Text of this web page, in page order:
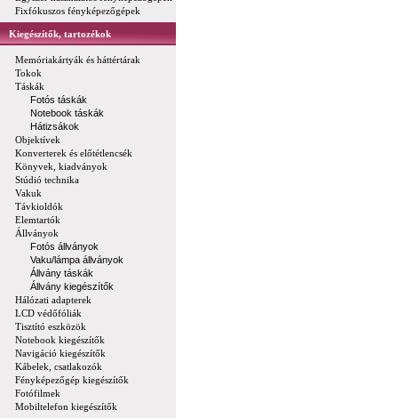
Fixfókuszos fényképezőgépek
Kiegészítők, tartozékok
Memóriakártyák és háttértárak
Tokok
Táskák
Fotós táskák
Notebook táskák
Hátizsákok
Objektívek
Konverterek és előtétlencsék
Könyvek, kiadványok
Stúdió technika
Vakuk
Távkioldók
Elemtartók
Állványok
Fotós állványok
Vaku/lámpa állványok
Állvány táskák
Állvány kiegészítők
Hálózati adapterek
LCD védőfóliák
Tisztító eszközök
Notebook kiegészítők
Navigáció kiegészítők
Kábelek, csatlakozók
Fényképezőgép kiegészítők
Fotófilmek
Mobiltelefon kiegészítők